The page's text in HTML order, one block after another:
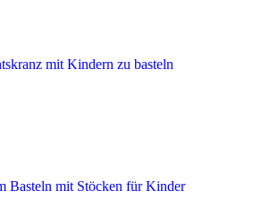
mit Kindern zu basteln
Basteln mit Stöcken für Kinder